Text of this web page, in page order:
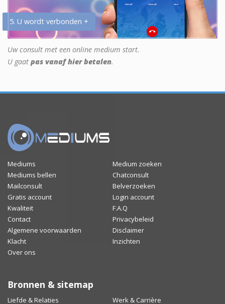
5. U wordt verbonden +
Uw consult met een online medium start.
U gaat pas vanaf hier betalen.
Mediums
Medium zoeken
Mediums bellen
Chatconsult
Mailconsult
Belverzoeken
Gratis account
Login account
Kwaliteit
F.A.Q
Contact
Privacybeleid
Algemene voorwaarden
Disclaimer
Klacht
Inzichten
Over ons
Bronnen & sitemap
Liefde & Relaties Werk & Carrière